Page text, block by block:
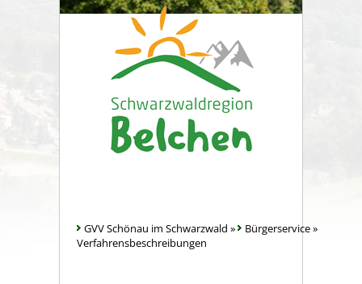
GVV Schönau im Schwarzwald » Bürgerservice»
Verfahrensbeschreibungen